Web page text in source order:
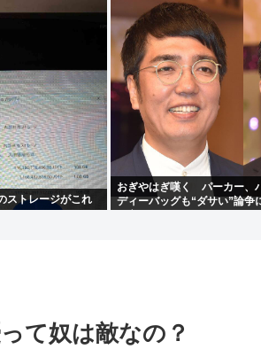
ストレージがこれ
おぎやはぎ嘆く パーカー、
ディーバッグも“ダサい”論争
て奴は敵なの？